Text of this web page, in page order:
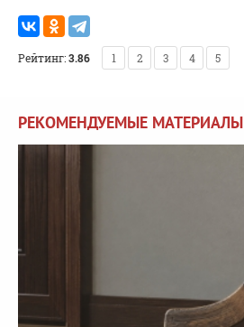
Рейтинг:3.86 1 2 3 4 5
РЕКОМЕНДУЕМЫЕ МАТЕРИАЛЫ